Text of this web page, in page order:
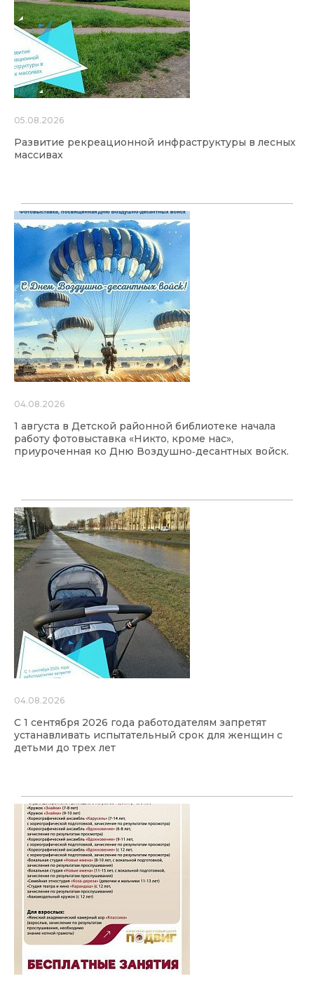
05.08.2026
Развитие рекреационной инфраструктуры в лесных
массивах
04.08.2026
1 августа в Детской районной библиотеке начала
работу фотовыставка «Никто, кроме нас»,
приуроченная ко Дню Воздушно‑десантных войск.
04.08.2026
С 1 сентября 2026 года работодателям запретят
устанавливать испытательный срок для женщин с
детьми до трех лет